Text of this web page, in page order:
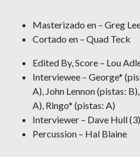
Masterizado en – Greg
Cortado en – Quad Teck
Edited By, Score – Lou
Interviewee – George*
A), John Lennon (pistas:
A), Ringo* (pistas: A)
Interviewer – Dave Hull
Percussion – Hal Blaine